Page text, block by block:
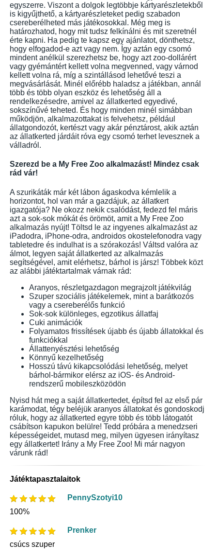
egyszerre. Viszont a dolgok legtöbbje kártyarészletekből
is kigyűjthető, a kártyarészleteket pedig szabadon
csereberélheted más játékosokkal. Még meg is
határozhatod, hogy mit tudsz felkínálni és mit szeretnél
érte kapni. Ha pedig te kapsz egy ajánlatot, dönthetsz,
hogy elfogadod-e azt vagy nem. Így aztán egy csomó
mindent anélkül szerezhetsz be, hogy azt zoo-dollárért
vagy gyémántért kellett volna megvenned, vagy várnod
kellett volna rá, míg a szintállásod lehetővé teszi a
megvásárlását. Minél előrébb haladsz a játékban, annál
több és több olyan eszköz és lehetőség áll a
rendelkezésedre, amivel az állatkerted egyedivé,
sokszínűvé teheted. És hogy minden minél simábban
működjön, alkalmazottakat is felvehetsz, például
állatgondozót, kertészt vagy akár pénztárost, akik aztán
az állatkerted járdáit róva egy csomó terhet levesznek a
válladról.
Szerezd be a My Free Zoo alkalmazást! Mindez csak
rád vár!
A szurikáták már két lábon ágaskodva kémlelik a
horizontot, hol van már a gazdájuk, az állatkert
igazgatója? Ne okozz nekik csalódást, fedezd fel máris
azt a sok-sok mókát és örömöt, amit a My Free Zoo
alkalmazás nyújt! Töltsd le az ingyenes alkalmazást az
iPadodra, iPhone-odra, androidos okostelefonodra vagy
tabletedre és indulhat is a szórakozás! Váltsd valóra az
álmot, legyen saját állatkerted az alkalmazás
segítségével, amit elérhetsz, bárhol is jársz! Többek közt
az alábbi játéktartalmak várnak rád:
Aranyos, részletgazdagon megrajzolt játékvilág
Szuper szociális játékelemek, mint a barátkozós
vagy a csereberélős funkció
Sok-sok különleges, egzotikus állatfaj
Cuki animációk
Folyamatos frissítések újabb és újabb állatokkal és
funkciókkal
Állattenyésztési lehetőség
Könnyű kezelhetőség
Hosszú távú kikapcsolódási lehetőség, melyet
bárhol-bármikor elérsz az iOS- és Android-
rendszerű mobileszközödön
Nyisd hát meg a saját állatkertedet, építsd fel az első pár
karámodat, tégy beléjük aranyos állatokat és gondoskodj
róluk, hogy az állatkerted egyre több és több látogatót
csábítson kapukon belülre! Tedd próbára a menedzseri
képességeidet, mutasd meg, milyen ügyesen irányítasz
egy állatkertet! Irány a My Free Zoo! Mi már nagyon
várunk rád!
Játéktapasztalaitok
PennySzotyi10
100%
Prenker
csúcs szuper